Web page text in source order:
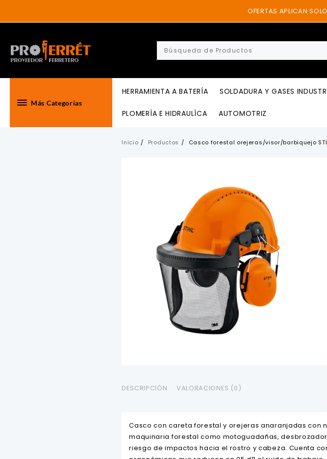
content
OFERTAS APLICAN
Más Categorías
HERRAMIENTA A BATERÍA SOLDADURA Y GASES
PLOMERÍA E HIDRAULÍCA AUTOMOTRIZ
Inicio Productos Casco forestal orejeras/visor/barbiquejo
DESCRIPCIÓN VALORACIONES (0)
Casco con careta forestal y orejeras anaranjadas con
maquinaria forestal como motoguadañas,
riesgo de impactos hacia el rostro y cabeza. Cuenta